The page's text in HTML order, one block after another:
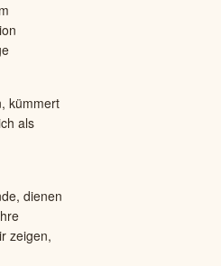
kümmert
als
dienen
zeigen,